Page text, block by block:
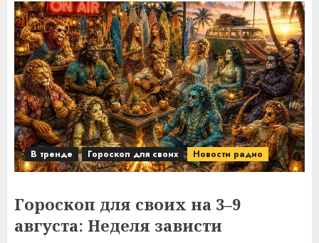
В тренде Гороскоп для своих Новости радио
Гороскоп для своих на 3–9
августа: Неделя зависти